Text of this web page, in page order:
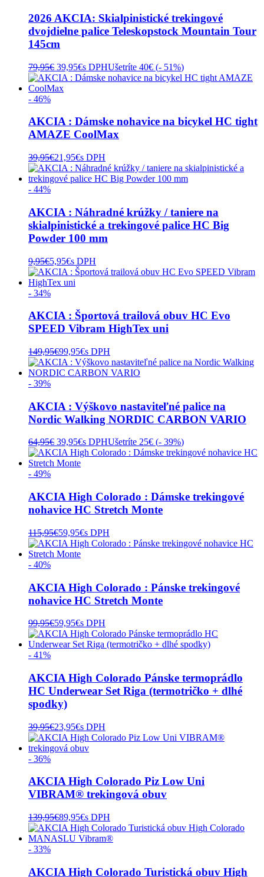
2026 AKCIA: Skialpinistické trekingové
dvojdielne palice Teleskopstock Mountain Tour
145cm
79,95€ Pôvodná
cena
bola:
39,95€Aktuálna
cena
s DPHUšetríte 40€ (- 51%)
- 46%
AKCIA : Dámske nohavice na bicykel HC tight
AMAZE CoolMax
39,95€21,95€s DPH
- 44%
AKCIA : Náhradné krúžky / taniere na
skialpinistické a trekingové palice HC Big
Powder 100 mm
9,95€5,95€s DPH
- 34%
AKCIA : Športová trailová obuv HC Evo
SPEED Vibram HighTex uni
149,95€99,95€s DPH
- 39%
AKCIA : Výškovo nastaviteľné palice na
Nordic Walking NORDIC CARBON VARIO
64,95€ Pôvodná
cena
bola:
39,95€Aktuálna
cena
s DPHUšetríte 25€ (- 39%)
- 49%
AKCIA High Colorado : Dámske trekingové
nohavice HC Stretch Monte
115,95€59,95€s DPH
- 40%
AKCIA High Colorado : Pánske trekingové
nohavice HC Stretch Monte
99,95€59,95€s DPH
- 41%
AKCIA High Colorado Pánske termoprádlo
HC Underwear Set Riga (termotričko + dlhé
spodky)
39,95€23,95€s DPH
- 36%
AKCIA High Colorado Piz Low Uni
VIBRAM® trekingová obuv
139,95€89,95€s DPH
- 33%
AKCIA High Colorado Turistická obuv High